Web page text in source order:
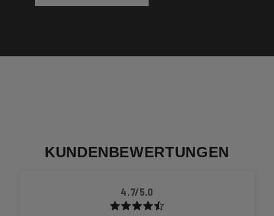
KUNDENBEWERTUNGEN
4.7/5.0